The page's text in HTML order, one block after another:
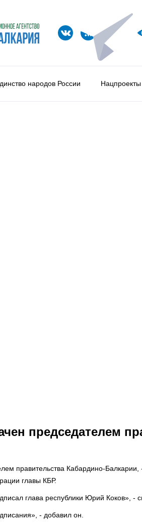
народов России Нацпроекты
председателем
правительства Кабардино-
главы КБР.
глава республики Юрий Коков», -
- добавил он.